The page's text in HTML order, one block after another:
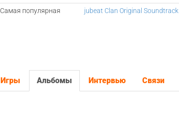
Самая популярная
jubeat Clan Original Soundtrack
Игры Альбомы Интервью Связи